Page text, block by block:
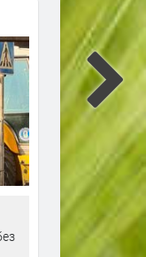
от Кърджали,
и София са
на протест,
в язовир „Студен